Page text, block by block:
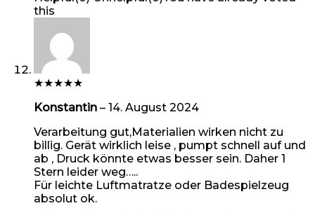
this
★★★★★
Konstantin – 14. August 2024
Verarbeitung gut,Materialien wirken nicht zu
billig. Gerät wirklich leise , pumpt schnell auf und
ab , Druck könnte etwas besser sein. Daher 1
Stern leider weg…..
Für leichte Luftmatratze oder Badespielzeug
absolut ok.